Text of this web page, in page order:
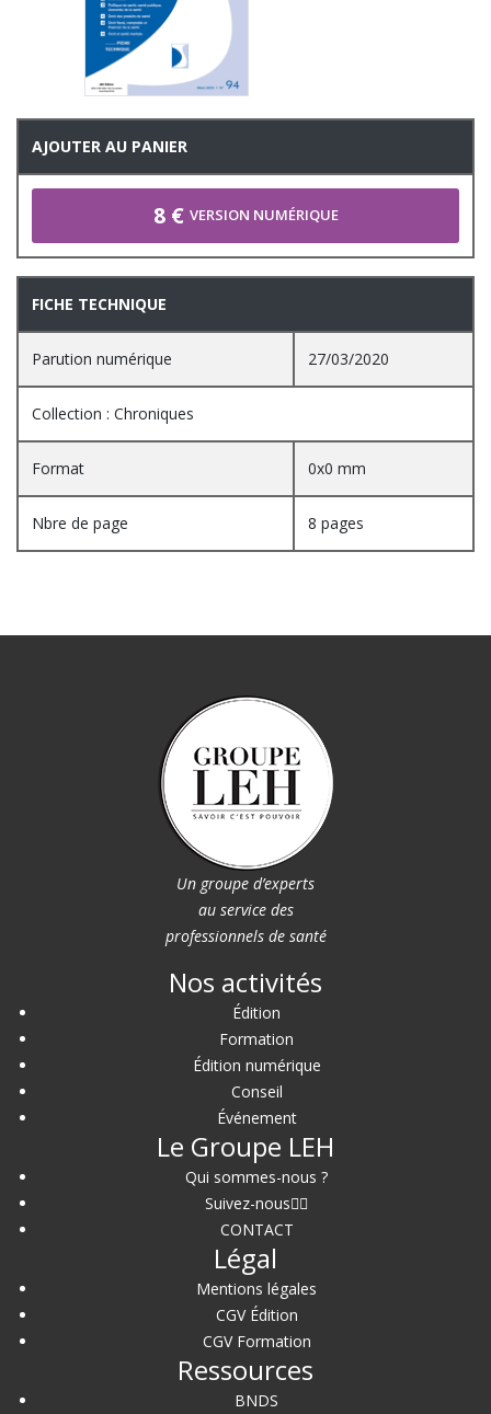
AJOUTER AU PANIER
8 € VERSION NUMÉRIQUE
FICHE TECHNIQUE
Parution numérique 27/03/2020
Collection : Chroniques
Format 0x0 mm
Nbre de page 8 pages
Un groupe d’experts
au service des
professionnels de santé
Nos activités
Édition
Formation
Édition numérique
Conseil
Événement
Le Groupe LEH
Qui sommes-nous ?
Suivez-nous
CONTACT
Légal
Mentions légales
CGV Édition
CGV Formation
Ressources
BNDS